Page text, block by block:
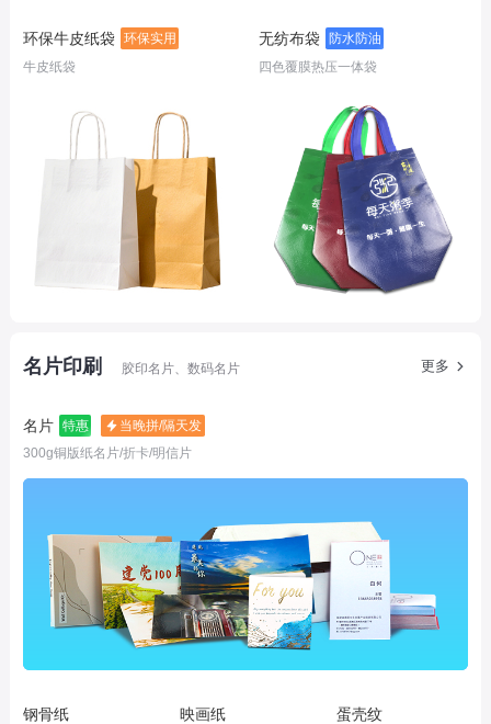
环保牛皮纸袋
环保实用
牛皮纸袋
无纺布袋
防水防油
四色覆膜热压一体袋
名片印刷 胶印名片、数码名片 更多
名片 特惠
当晚拼/隔天发
300g铜版纸名片/折卡/明信片
钢骨纸 映画纸 蛋壳纹